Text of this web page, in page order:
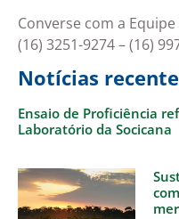
Converse com a Equipe
(16) 3251-9274 – (16)
Notícias
Ensaio de Proficiência
Laboratório da Socicana